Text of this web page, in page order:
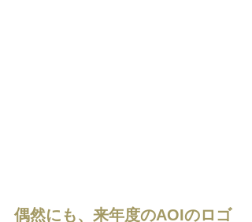
偶然にも、来年度のAOIのロゴ